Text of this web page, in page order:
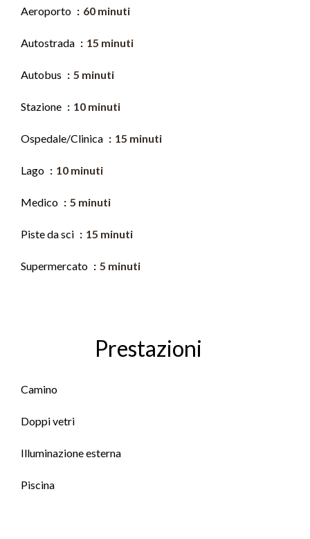
Aeroporto 60 minuti
Autostrada 15 minuti
Autobus 5 minuti
Stazione 10 minuti
Ospedale/Clinica 15 minuti
Lago 10 minuti
Medico 5 minuti
Piste da sci 15 minuti
Supermercato 5 minuti
Prestazioni
Camino
Doppi vetri
Illuminazione esterna
Piscina